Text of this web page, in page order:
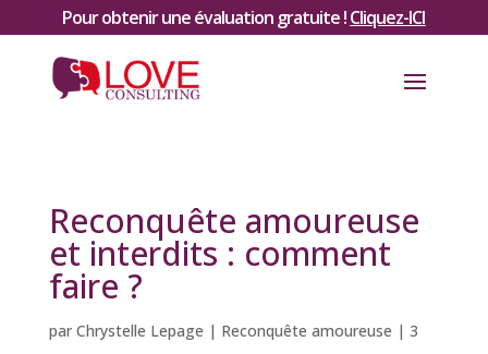
Pour obtenir une évaluation gratuite !Cliquez-ICI
Reconquête amoureuse
et interdits : comment
faire ?
par Chrystelle Lepage | Reconquête amoureuse | 3